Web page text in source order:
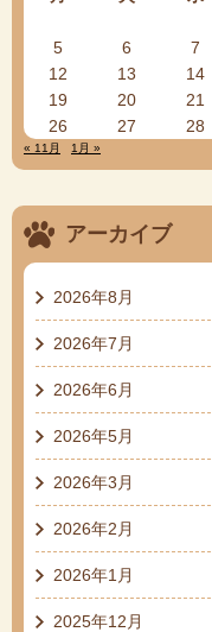
5
6 7
12
13 14
19
20 21
26
27 28
« 11月 1月 »
アーカイブ
2026年8月
2026年7月
2026年6月
2026年5月
2026年3月
2026年2月
2026年1月
2025年12月